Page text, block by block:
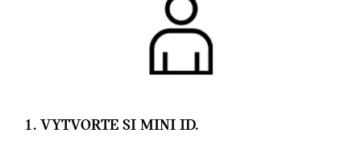
1. VYTVORTE SI MINI ID.